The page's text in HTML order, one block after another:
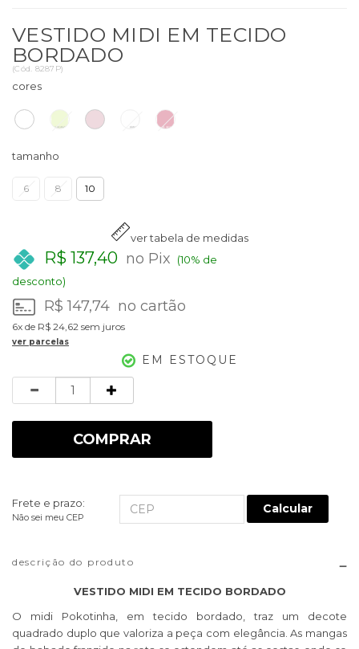
VESTIDO MIDI EM TECIDO
BORDADO
(Cód. 8287P)
cores
tamanho
6 8 10
ver tabela de medidas
R$ 137,40 no Pix
(10% de
desconto)
R$ 147,74 no cartão
6x de R$ 24,62 sem juros
ver parcelas
EM ESTOQUE
Quantidade
COMPRAR
Frete e prazo:
Não sei meu CEP
Calcular
descrição do produto
VESTIDO MIDI EM TECIDO BORDADO
O midi Pokotinha, em tecido bordado, traz um decote
quadrado duplo que valoriza a peça com elegância. As mangas